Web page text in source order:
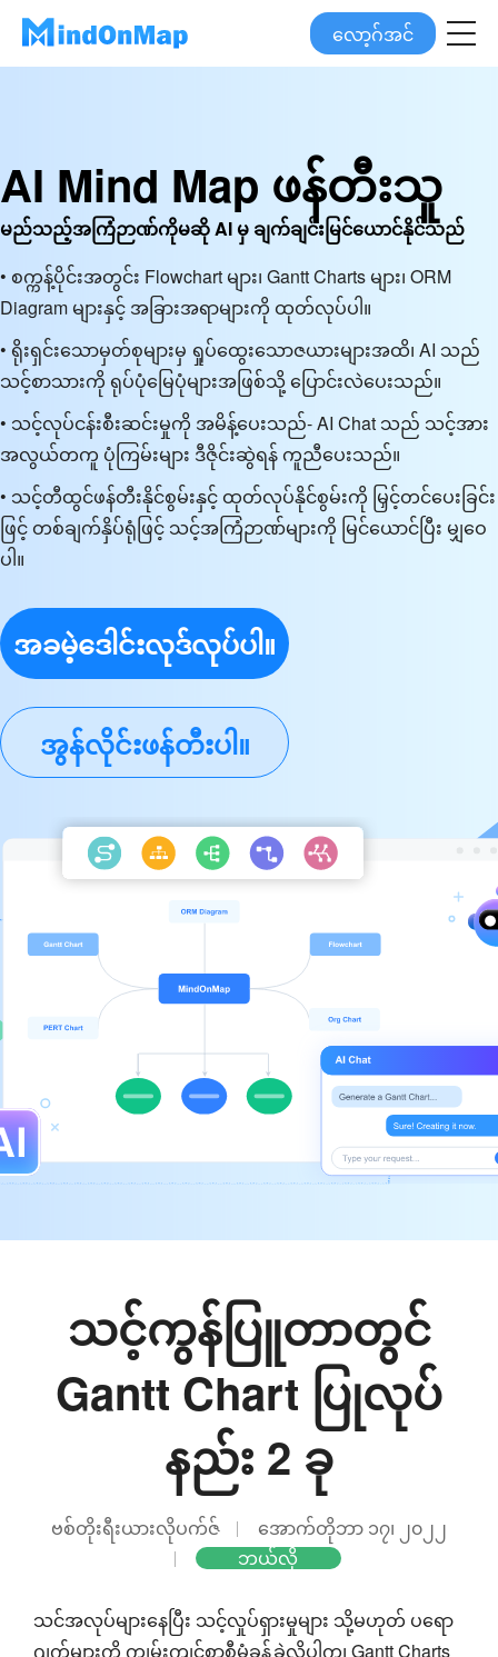
လော့ဂ်အင်
AI Mind Map ဖန်တီးသူ
မည်သည့်အကြံဉာဏ်ကိုမဆို AI မှ ချက်ချင်းမြင်ယောင်နိုင်သည်
• စက္ကန့်ပိုင်းအတွင်း Flowchart များ၊ Gantt Charts များ၊ ORM
Diagram များနှင့် အခြားအရာများကို ထုတ်လုပ်ပါ။
• ရိုးရှင်းသောမှတ်စုများမှ ရှုပ်ထွေးသောဇယားများအထိ၊ AI သည်
သင့်စာသားကို ရုပ်ပုံမြေပုံများအဖြစ်သို့ ပြောင်းလဲပေးသည်။
• သင့်လုပ်ငန်းစီးဆင်းမှုကို အမိန့်ပေးသည်- AI Chat သည် သင့်အား
အလွယ်တကူ ပုံကြမ်းများ ဒီဇိုင်းဆွဲရန် ကူညီပေးသည်။
• သင့်တီထွင်ဖန်တီးနိုင်စွမ်းနှင့် ထုတ်လုပ်နိုင်စွမ်းကို မြှင့်တင်ပေးခြင်း
ဖြင့် တစ်ချက်နှိပ်ရုံဖြင့် သင့်အကြံဉာဏ်များကို မြင်ယောင်ပြီး မျှဝေ
ပါ။
အခမဲ့ဒေါင်းလုဒ်လုပ်ပါ။
အွန်လိုင်းဖန်တီးပါ။
သင့်ကွန်ပြူတာတွင်
Gantt Chart ပြုလုပ်
နည်း 2 ခု
ဗစ်တိုးရီးယားလိုပက်ဇ်
အောက်တိုဘာ ၁၇၊ ၂၀၂၂
ဘယ်လို
သင်အလုပ်များနေပြီး သင့်လှုပ်ရှားမှုများ သို့မဟုတ် ပရော
ဂျက်များကို ကျွမ်းကျင်စွာစီမံခန့်ခွဲလိုပါက၊ Gantt Charts